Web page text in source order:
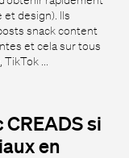
design). Ils
snack content
et cela sur tous
TikTok ...
si
en